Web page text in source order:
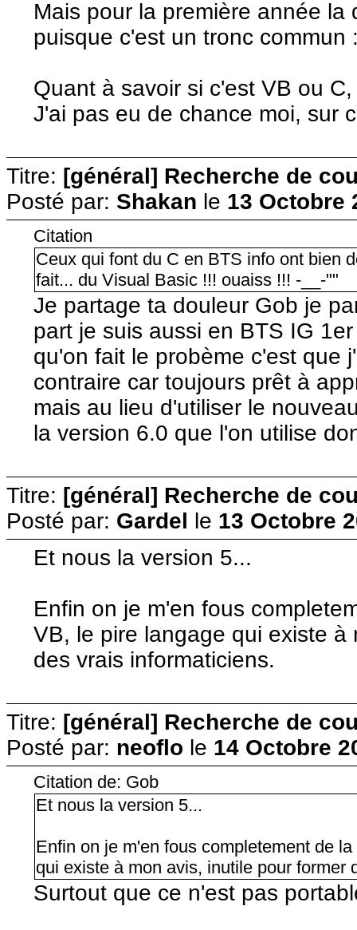
Mais pour la première année
puisque c'est un tronc commun
Quant à savoir si c'est VB ou
J'ai pas eu de chance moi, sur
Titre: [général] Recherche de
Posté par: Shakan le 13 Octobre
Citation
Ceux qui font du C en BTS info ont bien
fait... du Visual Basic !!! ouaiss !!! -__-""
Je partage ta douleur Gob je
part je suis aussi en BTS IG
qu'on fait le probème c'est que
contraire car toujours prêt à
mais au lieu d'utiliser le
la version 6.0 que l'on utilise
Titre: [général] Recherche de
Posté par: Gardel le 13 Octobre
Et nous la version 5...
Enfin on je m'en fous
VB, le pire langage qui existe
des vrais informaticiens.
Titre: [général] Recherche de
Posté par: neoflo le 14 Octobre
Citation de: Gob
Et nous la version 5...
Enfin on je m'en fous completement de
qui existe à mon avis, inutile pour former
Surtout que ce n'est pas